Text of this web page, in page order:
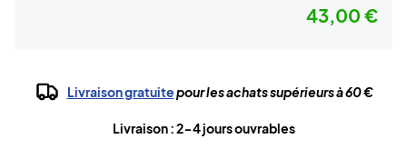
43,00 €
Livraison gratuitepour les achats supérieurs à 60 €
Livraison : 2-4 jours ouvrables